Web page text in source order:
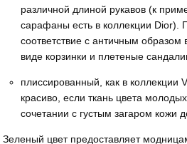
различной длиной рукавов (к
сарафаны есть в коллекции Dior).
соответствие с античным образом
виде корзинки и плетеные
плиссированный, как в коллекции
красиво, если ткань цвета
сочетании с густым загаром кожи
Зеленый цвет предоставляет